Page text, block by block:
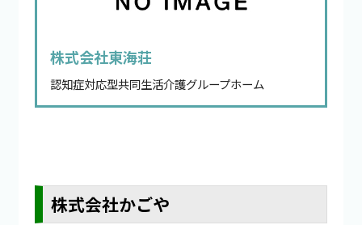
株式会社東海荘
認知症対応型共同生活介護グループホーム
株式会社かごや